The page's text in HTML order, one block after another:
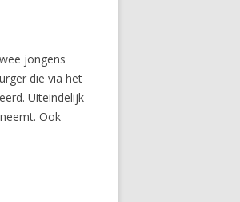
jongens
die via het
Uiteindelijk
Ook